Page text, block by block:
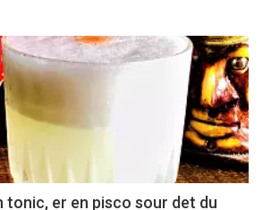
tonic, er en pisco sour det du